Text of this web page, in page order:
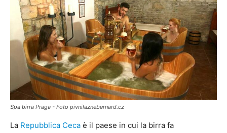
Spa birra Praga - Foto pivnilaznebernard.cz
La Repubblica Ceca è il paese in cui la birra fa